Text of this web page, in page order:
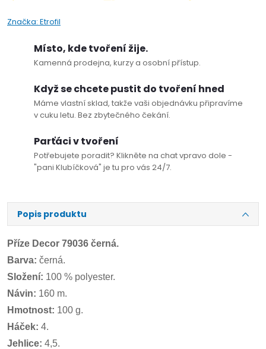
Značka: Etrofil
Místo, kde tvoření žije.
Kamenná prodejna, kurzy a osobní přístup.
Když se chcete pustit do tvoření hned
Máme vlastní sklad, takže vaši objednávku připravíme
v cuku letu. Bez zbytečného čekání.
Parťáci v tvoření
Potřebujete poradit? Klikněte na chat vpravo dole -
"pani Klubíčková" je tu pro vás 24/7.
Popis produktu
Příze Decor 79036 černá.
Barva: černá.
Složení: 100 % polyester.
Návin: 160 m.
Hmotnost: 100 g.
Háček: 4.
Jehlice: 4,5.